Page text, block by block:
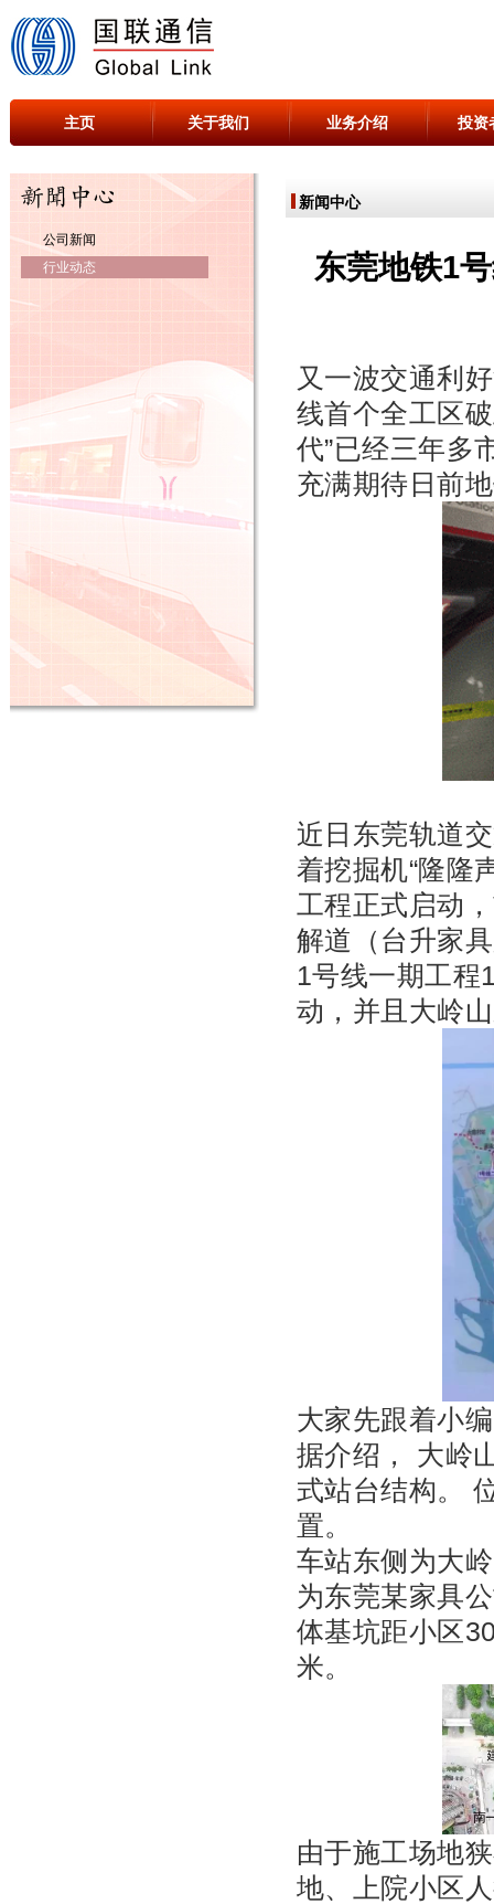
主页 关于我们 业务介绍 投资
公司新闻
行业动态
新闻中心
东莞地铁1
又一波交通利
线首个全工区
代”已经三年多
充满期待 日前
近日 东莞轨道
着挖掘机“隆隆
工程正式启动
解道（台升家
1号线一期工程
动，并且大岭
大家先跟着小
据介绍， 大岭
式站台结构。
置。
车站东侧为大
为东莞某家具
体基坑距小区
米。
由于施工场地
地、上院小区